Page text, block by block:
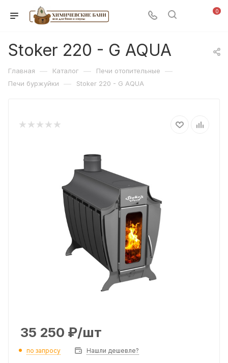
0
Stoker 220 - G AQUA
Главная — Каталог — Печи отопительные —
Печи буржуйки — Stoker 220 - G AQUA
35 250 ₽/шт
по запросу Нашли дешевле?